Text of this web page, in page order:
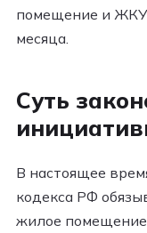
помещение и ЖКУ
месяца.
Суть
В настоящее
кодекса РФ
жилое